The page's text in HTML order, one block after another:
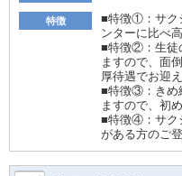
特徴
■特徴①：サク
ンターに比べ
■特徴②：生徒
ますので、面
厚待遇でお迎
■特徴③：きめ
ますので、初
■特徴④：サク
がある方のご